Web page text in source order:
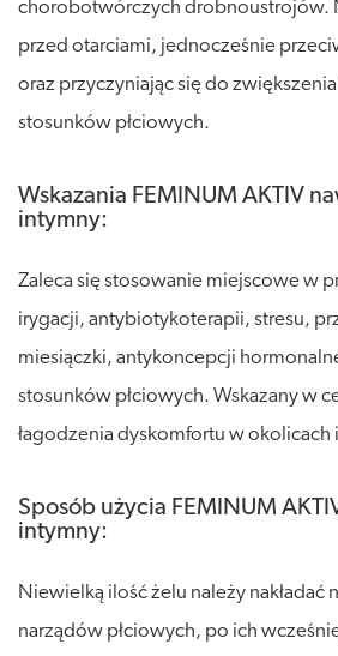
chorobotwórczych drobnoustrojów.
przed otarciami, jednocześnie
oraz przyczyniając się do
stosunków płciowych.
Wskazania FEMINUM AKTIV
intymny:
Zaleca się stosowanie miejscowe w
irygacji, antybiotykoterapii, stresu,
miesiączki, antykoncepcji
stosunków płciowych. Wskazany w
łagodzenia dyskomfortu w okolicach
Sposób użycia FEMINUM
intymny:
Niewielką ilość żelu należy nakładać
narządów płciowych, po ich